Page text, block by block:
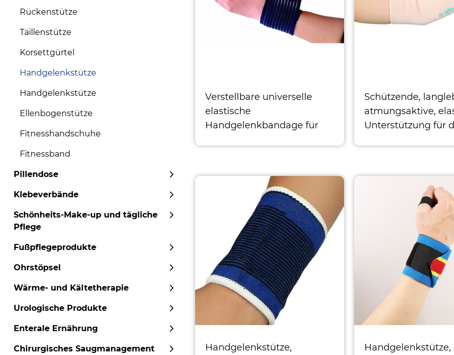
Rückenstütze
Taillenstütze
Korsettgürtel
Handgelenkstütze
Handgelenkstütze
Ellenbogenstütze
Fitnesshandschuhe
Fitnessband
Pillendose
Klebeverbände
Schönheits-Make-up und tägliche
Pflege
Fußpflegeprodukte
Ohrstöpsel
Wärme- und Kältetherapie
Urologische Produkte
Enterale Ernährung
Chirurgisches Saugmanagement
Verstellbare universelle
elastische
Handgelenkbandage für
Schützende,
atmungsaktive,
Unterstützung für
Handgelenkstütze,
Handgelenkstütze,